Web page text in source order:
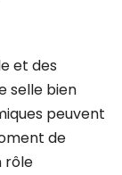
et des
selle bien
peuvent
de
rôle